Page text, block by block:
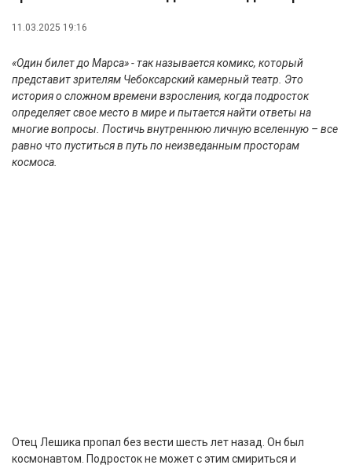
11.03.2025 19:16
«Один билет до Марса» - так называется комикс, который
представит зрителям Чебоксарский камерный театр. Это
история о сложном времени взросления, когда подросток
определяет свое место в мире и пытается найти ответы на
многие вопросы. Постичь внутреннюю личную вселенную – все
равно что пуститься в путь по неизведанным просторам
космоса.
Отец Лешика пропал без вести шесть лет назад. Он был
космонавтом. Подросток не может с этим смириться и